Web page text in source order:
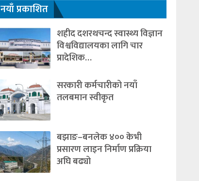
नयाँ प्रकाशित
शहीद दशरथचन्द स्वास्थ्य विज्ञान
विश्वविद्यालयका लागि चार
प्रादेशिक…
सरकारी कर्मचारीको नयाँ
तलबमान स्वीकृत
बझाङ–बनलेक ४०० केभी
प्रसारण लाइन निर्माण प्रक्रिया
अघि बढ्यो